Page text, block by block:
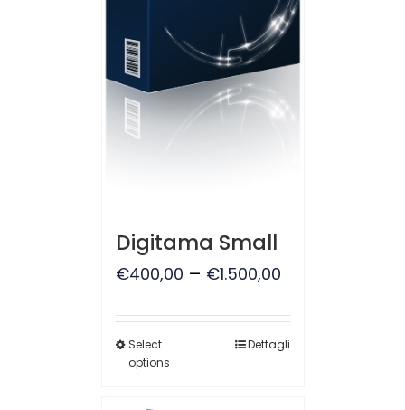
Digitama Small
€400,00 – €1.500,00
Select
options
Dettagli